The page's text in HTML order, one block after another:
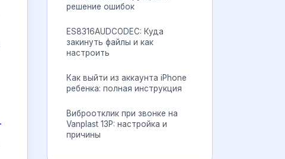
решение ошибок
ES8316AUDCODEC: Куда
закинуть файлы и как
настроить
Как выйти из аккаунта iPhone
ребенка: полная инструкция
Виброотклик при звонке на
Vanplast 13P: настройка и
причины